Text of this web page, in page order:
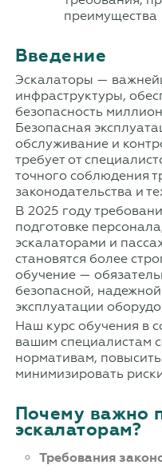
Введение
Эскалаторы —
инфраструктуры,
безопасность
Безопасная
обслуживание и
требует от
точного соблюдения
законодательства и
В 2025 году
подготовке
эскалаторами и
становятся более
обучение —
безопасной,
эксплуатации
Наш курс обучения в
вашим специалистам
нормативам,
минимизировать
Почему важно
эскалаторам?
Требования